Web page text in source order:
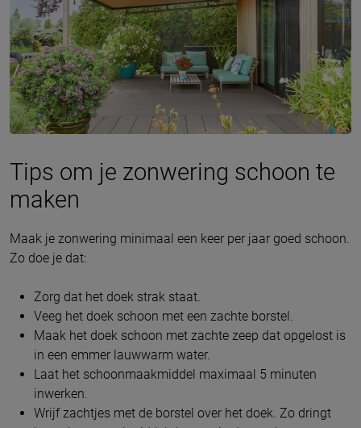
Tips om je zonwering schoon te
maken
Maak je zonwering minimaal een keer per jaar goed schoon.
Zo doe je dat:
Zorg dat het doek strak staat.
Veeg het doek schoon met een zachte borstel.
Maak het doek schoon met zachte zeep dat opgelost is
in een emmer lauwwarm water.
Laat het schoonmaakmiddel maximaal 5 minuten
inwerken.
Wrijf zachtjes met de borstel over het doek. Zo dringt